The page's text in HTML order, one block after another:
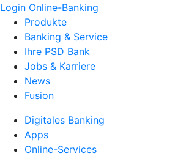
Login Online-Banking
Produkte
Banking & Service
Ihre PSD Bank
Jobs & Karriere
News
Fusion
Digitales Banking
Apps
Online-Services